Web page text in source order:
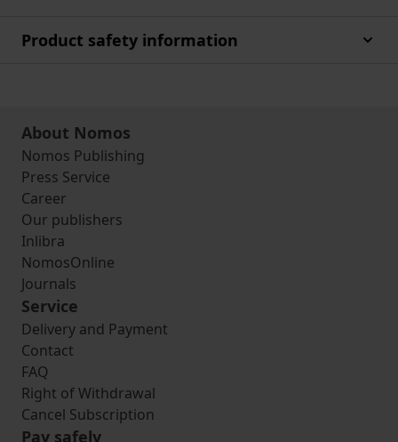
Product safety information
About Nomos
Nomos Publishing
Press Service
Career
Our publishers
Inlibra
NomosOnline
Journals
Service
Delivery and Payment
Contact
FAQ
Right of Withdrawal
Cancel Subscription
Pay safely